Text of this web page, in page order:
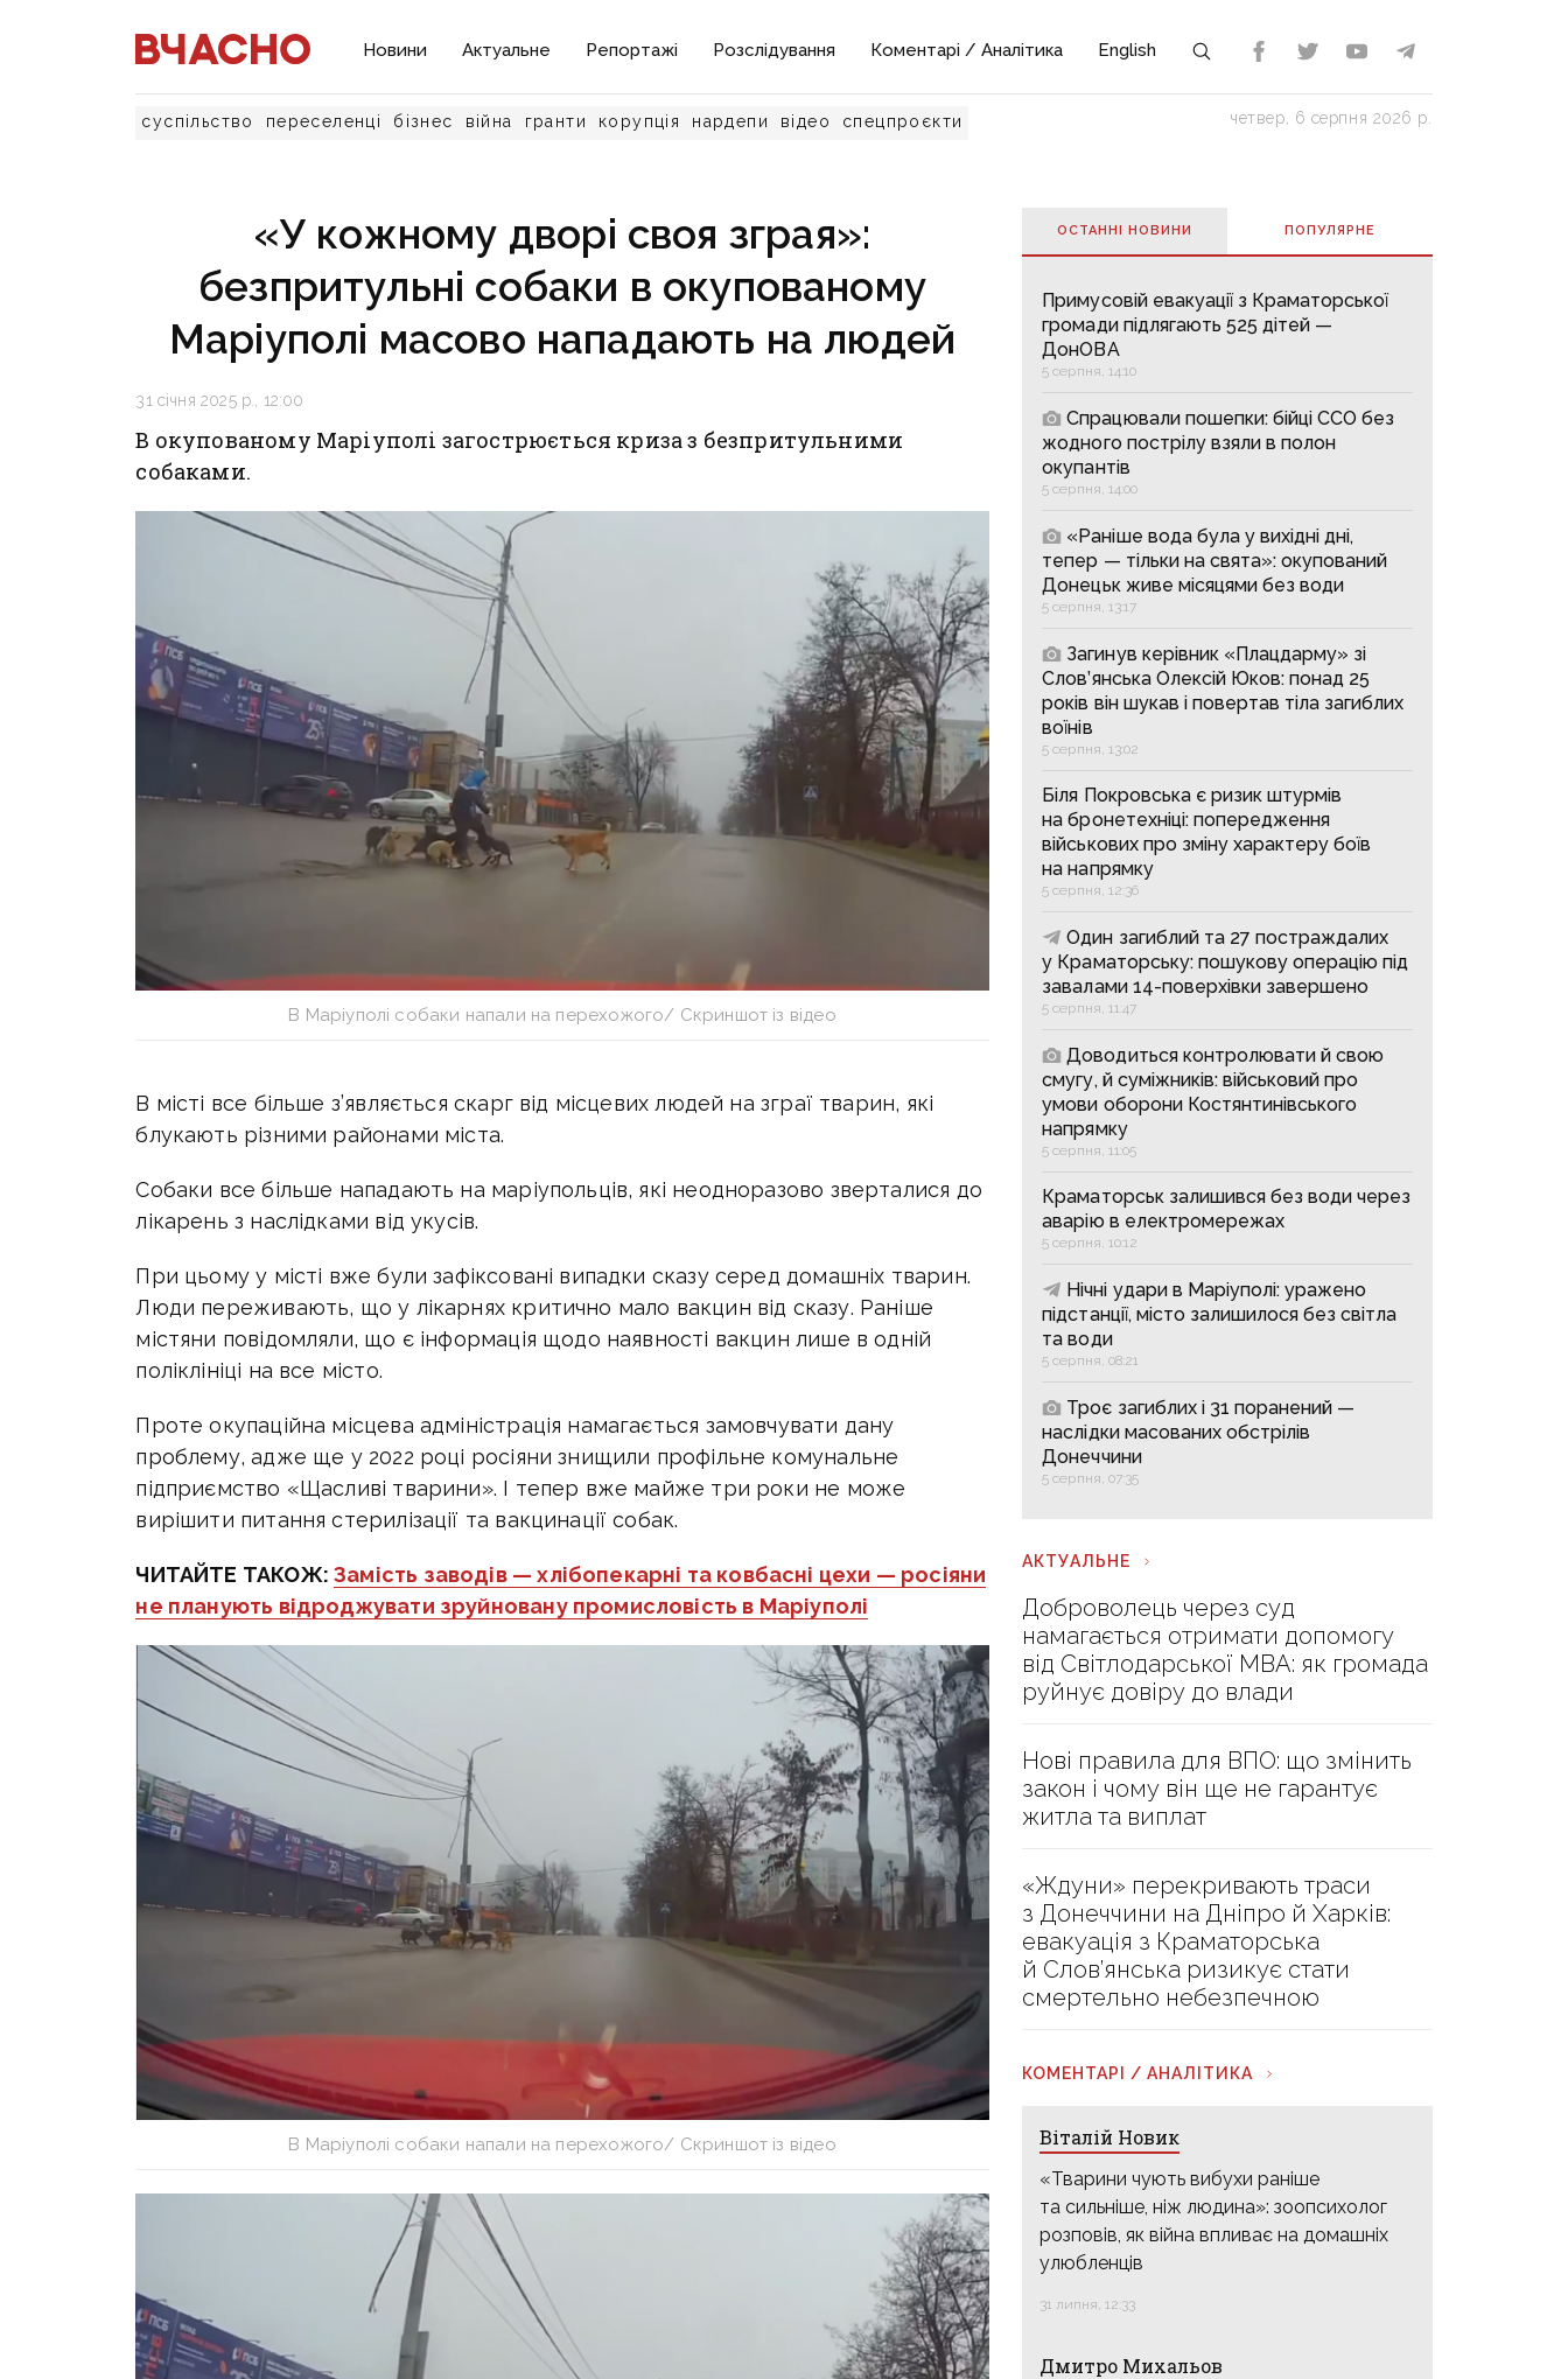
Новини Актуальне Репортажі Розслідування Коментарі / Аналітика English
суспільство переселенці бізнес війна гранти корупція нардепи відео спецпроєкти четвер, 6 серпня 2026 р.
«У кожному дворі своя зграя»:
безпритульні собаки в окупованому
Маріуполі масово нападають на людей
31 січня 2025 р., 12:00
В окупованому Маріуполі загострюється криза з безпритульними
собаками.
В Маріуполі собаки напали на перехожого/ Скриншот із відео
В місті все більше з’являється скарг від місцевих людей на зграї тварин, які
блукають різними районами міста.
Собаки все більше нападають на маріупольців, які неодноразово зверталися до
лікарень з наслідками від укусів.
При цьому у місті вже були зафіксовані випадки сказу серед домашніх тварин.
Люди переживають, що у лікарнях критично мало вакцин від сказу. Раніше
містяни повідомляли, що є інформація щодо наявності вакцин лише в одній
поліклініці на все місто.
Проте окупаційна місцева адміністрація намагається замовчувати дану
проблему, адже ще у 2022 році росіяни знищили профільне комунальне
підприємство «Щасливі тварини». І тепер вже майже три роки не може
вирішити питання стерилізації та вакцинації собак.
ЧИТАЙТЕ ТАКОЖ:Замість заводів — хлібопекарні та ковбасні цехи — росіяни
не планують відроджувати зруйновану промисловість в Маріуполі
В Маріуполі собаки напали на перехожого/ Скриншот із відео
ОСТАННІ НОВИНИ ПОПУЛЯРНE
Примусовій евакуації з Краматорської
громади підлягають 525 дітей —
ДонОВА
5 серпня, 14:10
Спрацювали пошепки: бійці ССО без
жодного пострілу взяли в полон
окупантів
5 серпня, 14:00
«Раніше вода була у вихідні дні,
тепер — тільки на свята»: окупований
Донецьк живе місяцями без води
5 серпня, 13:17
Загинув керівник «Плацдарму» зі
Слов’янська Олексій Юков: понад 25
років він шукав і повертав тіла загиблих
воїнів
5 серпня, 13:02
Біля Покровська є ризик штурмів
на бронетехніці: попередження
військових про зміну характеру боїв
на напрямку
5 серпня, 12:36
Один загиблий та 27 постраждалих
у Краматорську: пошукову операцію під
завалами 14-поверхівки завершено
5 серпня, 11:47
Доводиться контролювати й свою
смугу, й суміжників: військовий про
умови оборони Костянтинівського
напрямку
5 серпня, 11:05
Краматорськ залишився без води через
аварію в електромережах
5 серпня, 10:12
Нічні удари в Маріуполі: уражено
підстанції, місто залишилося без світла
та води
5 серпня, 08:21
Троє загиблих і 31 поранений —
наслідки масованих обстрілів
Донеччини
5 серпня, 07:35
АКТУАЛЬНЕ
Доброволець через суд
намагається отримати допомогу
від Світлодарської МВА: як громада
руйнує довіру до влади
Нові правила для ВПО: що змінить
закон і чому він ще не гарантує
житла та виплат
«Ждуни» перекривають траси
з Донеччини на Дніпро й Харків:
евакуація з Краматорська
й Слов’янська ризикує стати
смертельно небезпечною
КОМЕНТАРІ / АНАЛІТИКА
Віталій Новик
«Тварини чують вибухи раніше
та сильніше, ніж людина»: зоопсихолог
розповів, як війна впливає на домашніх
улюбленців
31 липня, 12:33
Дмитро Михальов